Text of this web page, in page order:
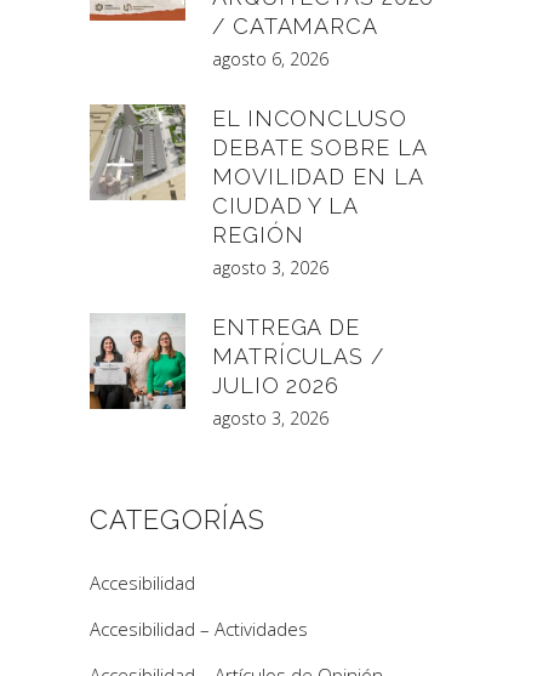
/ CATAMARCA
agosto 6, 2026
EL INCONCLUSO
DEBATE SOBRE LA
MOVILIDAD EN LA
CIUDAD Y LA
REGIÓN
agosto 3, 2026
ENTREGA DE
MATRÍCULAS /
JULIO 2026
agosto 3, 2026
CATEGORÍAS
Accesibilidad
Accesibilidad – Actividades